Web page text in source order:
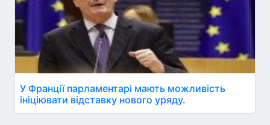
У Франції парламентарі мають можливість
ініціювати відставку нового уряду.